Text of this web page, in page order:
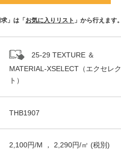
」は「 お気に入りリスト 」から行えます。
25-29 TEXTURE ＆
MATERIAL-XSELECT（エクセレク
ト）
THB1907
2,100円/M ， 2,290円/㎡ (税別)